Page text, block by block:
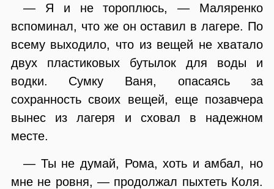
— Я и не тороплюсь, — Маляренко
вспоминал, что же он оставил в лагере. По
всему выходило, что из вещей не хватало
двух пластиковых бутылок для воды и
водки. Сумку Ваня, опасаясь за
сохранность своих вещей, еще позавчера
вынес из лагеря и сховал в надежном
месте.
— Ты не думай, Рома, хоть и амбал, но
мне не ровня, — продолжал пыхтеть Коля.